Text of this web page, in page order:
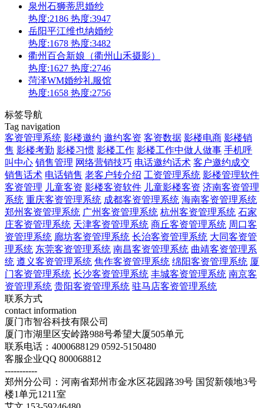
泉州石狮蒂思婚纱
热度:2186 热度:3947
岳阳平江维也纳婚纱
热度:1678 热度:3482
衢州百合新娘（衢州山禾摄影）
热度:1627 热度:2746
菏泽WM婚纱礼服馆
热度:1658 热度:2756
标签导航
Tag navigation
客资管理系统 影楼邀约 邀约客资 客资数据 影楼电商 影楼销
售 影楼考勤 影楼习惯 影楼工作 影楼工作中做人做事 手机呼
叫中心 销售管理 网络营销技巧 电话邀约话术 客户邀约成交
销售话术 电话销售 老客户转介绍 工资管理系统 影楼管理软件
客资管理 儿童客资 影楼客资软件 儿童影楼客资 济南客资管理
系统 重庆客资管理系统 成都客资管理系统 海南客资管理系统
郑州客资管理系统 广州客资管理系统 杭州客资管理系统 石家
庄客资管理系统 天津客资管理系统 商丘客资管理系统 周口客
资管理系统 廊坊客资管理系统 长治客资管理系统 大同客资管
理系统 东莞客资管理系统 南昌客资管理系统 曲靖客资管理系
统 遵义客资管理系统 焦作客资管理系统 绵阳客资管理系统 厦
门客资管理系统 长沙客资管理系统 丰城客资管理系统 南京客
资管理系统 贵阳客资管理系统 驻马店客资管理系统
联系方式
contact information
厦门市智谷科技有限公司
厦门市湖里区安岭路988号希望大厦505单元
联系电话：4000688129 0592-5150480
客服企业QQ 800068812
-----------
郑州分公司：河南省郑州市金水区花园路39号 国贸新领地3号
楼1单元1211室